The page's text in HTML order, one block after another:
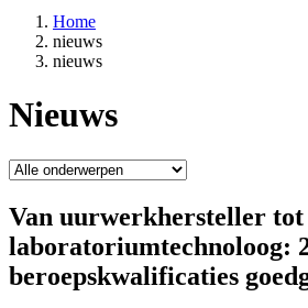
Home
nieuws
nieuws
Nieuws
Van uurwerkhersteller tot
laboratoriumtechnoloog:
beroepskwalificaties